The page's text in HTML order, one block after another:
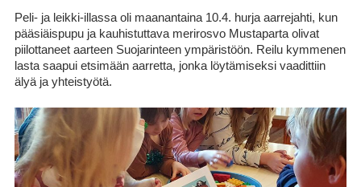
Peli- ja leikki-illassa oli maanantaina 10.4. hurja aarrejahti, kun
pääsiäispupu ja kauhistuttava merirosvo Mustaparta olivat
piilottaneet aarteen Suojarinteen ympäristöön. Reilu kymmenen
lasta saapui etsimään aarretta, jonka löytämiseksi vaadittiin
älyä ja yhteistyötä.